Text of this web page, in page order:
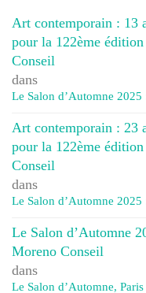
Art contemporain : 13
pour la 122ème
Conseil
dans
Le Salon d’Automne 2025
Art contemporain : 23
pour la 122ème
Conseil
dans
Le Salon d’Automne 2025
Le Salon d’Automne
Moreno Conseil
dans
Le Salon d’Automne,